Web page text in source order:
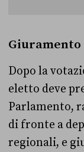
Giuramento
Dopo la
eletto deve
Parlamento,
di fronte a
regionali, e